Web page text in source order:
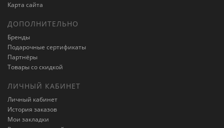
Карта сайта
ДОПОЛНИТЕЛЬНО
Бренды
Подарочные сертификаты
Партнёры
Товары со скидкой
ЛИЧНЫЙ КАБИНЕТ
Личный кабинет
История заказов
Мои закладки